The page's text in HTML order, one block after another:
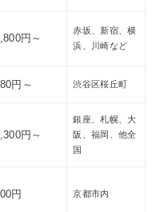
円～
赤坂、新宿、横
浜、川崎など
円～ 渋谷区桜丘町
円～
銀座、札幌、大
阪、福岡、他全
国
円 京都市内